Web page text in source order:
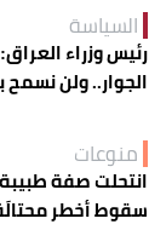
السياسة
رئيس وزراء
الجوار.. ولن نسمح
منوعات
انتحلت صفة
سقوط أخطر